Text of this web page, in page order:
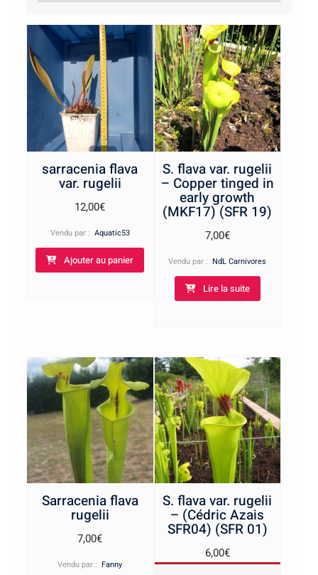
ancien
sarracenia flava
var. rugelii
12,00€
Vendu par : Aquatic53
Ajouter au panier
S. flava var. rugelii
– Copper tinged in
early growth
(MKF17) (SFR 19)
7,00€
Vendu par :NdL Carnivores
Lire la suite
Sarracenia flava
rugelii
7,00€
Vendu par : Fanny
S. flava var. rugelii
– (Cédric Azais
SFR04) (SFR 01)
6,00€